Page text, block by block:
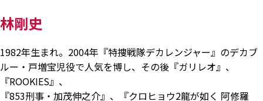
林剛史
1982年生まれ。2004年『特捜戦隊デカレンジャー』のデカブ
ルー・戸増宝児役で人気を博し、その後『ガリレオ』、
『ROOKIES』、
『853刑事・加茂伸之介』、『クロヒョウ2龍が如く 阿修羅